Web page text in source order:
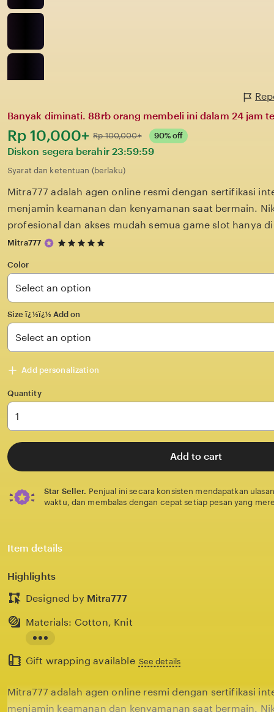
Banyak diminati. 88rb orang membeli ini dalam 24 jam
Harga:
Rp 10,000+ Normal:
Rp 100,000+ 90% off
Diskon segera berahir 23:59:59
Syarat dan ketentuan (berlaku)
Mitra777 adalah agen online resmi dengan sertifikasi
menjamin keamanan dan kenyamanan saat bermain.
profesional dan akses mudah semua game slot hanya
Mitra777
5
5
stars
Color
Size ï¿½ï¿½ Add on
Add personalization
Quantity
Add to cart
Star Seller. Penjual ini secara konsisten mendapatkan
waktu, dan membalas dengan cepat setiap pesan yang
Item details
Highlights
Designed by Mitra777
the
description
Materials: Cotton, Knit
Gift wrapping available See details
Mitra777 adalah agen online resmi dengan sertifikasi
menjamin keamanan dan kenyamanan saat bermain.